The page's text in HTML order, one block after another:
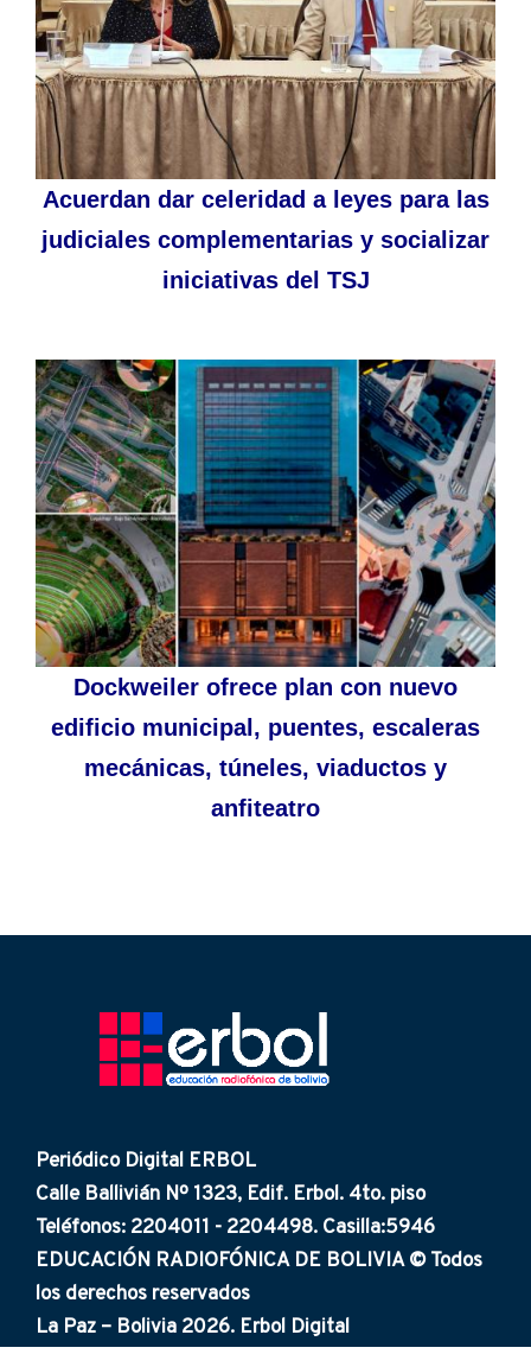
Acuerdan dar celeridad a leyes para las
judiciales complementarias y socializar
iniciativas del TSJ
Dockweiler ofrece plan con nuevo
edificio municipal, puentes, escaleras
mecánicas, túneles, viaductos y
anfiteatro
Periódico Digital ERBOL
Calle Ballivián Nº 1323, Edif. Erbol. 4to. piso
Teléfonos: 2204011 - 2204498. Casilla:5946
EDUCACIÓN RADIOFÓNICA DE BOLIVIA © Todos
los derechos reservados
La Paz – Bolivia 2026. Erbol Digital